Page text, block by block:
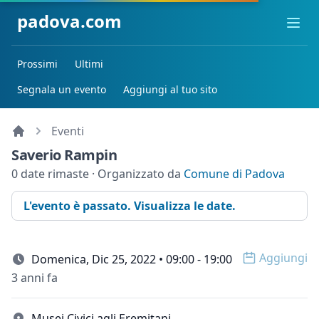
padova.com
Prossimi
Ultimi
Segnala un evento
Aggiungi al tuo sito
Eventi
Saverio Rampin
0 date rimaste · Organizzato da Comune di Padova
L'evento è passato. Visualizza le date.
Domenica, Dic 25, 2022 • 09:00 - 19:00 Open
Aggiungi
3 anni fa